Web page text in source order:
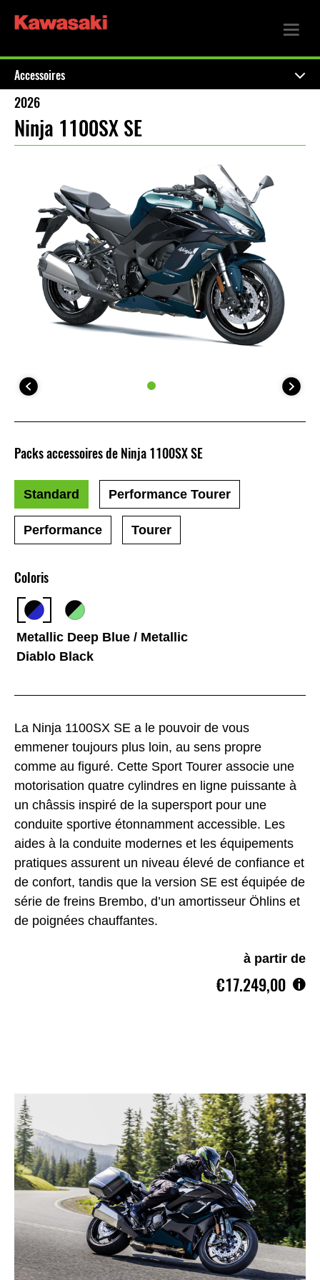
Accessoires
2026
Ninja 1100SX SE
La Ninja 1100SX SE a le pouvoir de vous
emmener toujours plus loin, au sens propre
comme au figuré. Cette Sport Tourer associe une
motorisation quatre cylindres en ligne puissante à
un châssis inspiré de la supersport pour une
conduite sportive étonnamment accessible. Les
aides à la conduite modernes et les équipements
pratiques assurent un niveau élevé de confiance et
de confort, tandis que la version SE est équipée de
série de freins Brembo, d’un amortisseur Öhlins et
de poignées chauffantes.
à partir de
€17.249,00
Coloris
Metallic Deep Blue / Metallic
Diablo Black
Packs accessoires de Ninja 1100SX SE
Standard Performance Tourer
Performance Tourer